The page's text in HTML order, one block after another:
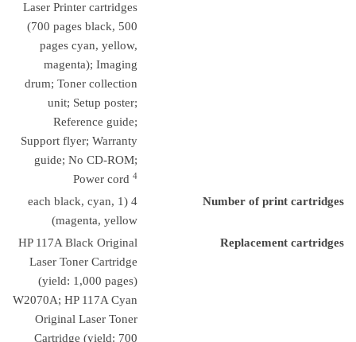
Laser Printer cartridges
(700 pages black, 500
pages cyan, yellow,
magenta); Imaging
drum; Toner collection
unit; Setup poster;
Reference guide;
Support flyer; Warranty
guide; No CD-ROM;
Power cord 4
Number of print cartridges
4 (1 each black, cyan,
magenta, yellow)
Replacement cartridges
HP 117A Black Original
Laser Toner Cartridge
(yield: 1,000 pages)
W2070A; HP 117A Cyan
Original Laser Toner
Cartridge (yield: 700